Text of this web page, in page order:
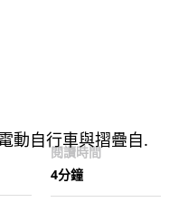
閱讀時間
4分鐘